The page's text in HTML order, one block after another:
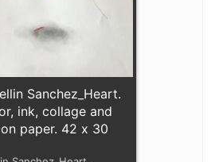
Sanchez_Heart.
ink, collage and
paper. 42 x 30